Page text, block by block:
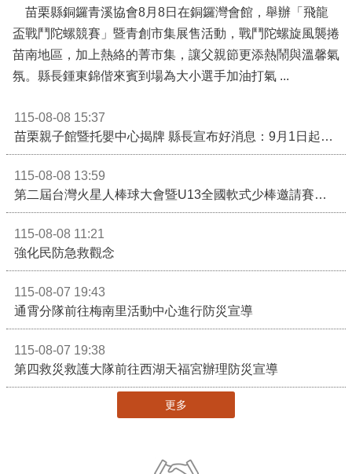
苗栗縣銅鑼青溪協會8月8日在銅鑼灣會館，舉辦「飛龍
盃戰鬥陀螺競賽」暨青創市集展售活動，戰鬥陀螺旋風襲捲
苗南地區，加上熱絡的菁市集，讓父親節更添熱鬧與溫馨氣
氛。縣長鍾東錦偕來賓到場為大小選手加油打氣 ...
115-08-08 15:37
苗栗親子館暨托嬰中心揭牌 縣長宣布好消息：9月1日起調降臨時托嬰費用
115-08-08 13:59
第二屆台灣火星人棒球大會暨U13全國軟式少棒邀請賽在苗栗舉辦
115-08-08 11:21
強化民防急救觀念
115-08-07 19:43
通霄分隊前往梅南里活動中心進行防災宣導
115-08-07 19:38
第四救災救護大隊前往西湖天福宮辦理防災宣導
更多